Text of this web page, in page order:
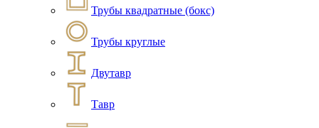
Трубы квадратные (бокс)
Трубы круглые
Двутавр
Тавр